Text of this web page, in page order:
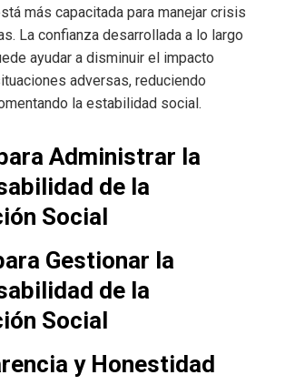
más capacitada para manejar crisis
La confianza desarrollada a lo largo
ayudar a disminuir el impacto
adversas, reduciendo
la estabilidad social.
Administrar la
de la
Social
Gestionar la
de la
Social
y Honestidad